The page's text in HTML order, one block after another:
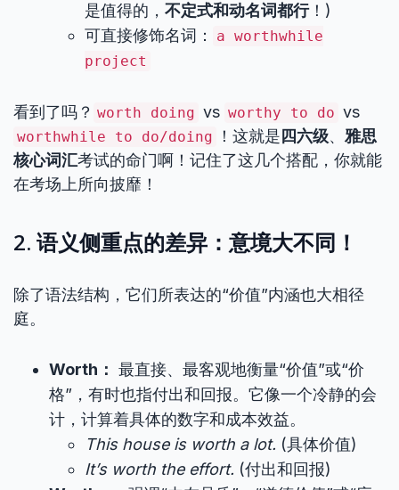
是值得的， 不定式和动名词都行！)
可直接修饰名词：
a worthwhile
project
看到了吗？ worth doing vs worthy to do vs
worthwhile to do/doing ！这就是 四六级、 雅思
核心词汇考试的命门啊！记住了这几个搭配，你就能
在考场上所向披靡！
2. 语义侧重点的差异：意境大不同！
除了语法结构，它们所表达的“价值”内涵也大相径
庭。
Worth： 最直接、最客观地衡量“价值”或“价
格”，有时也指付出和回报。它像一个冷静的会
计，计算着具体的数字和成本效益。
This house is worth a lot. (具体价值)
It’s worth the effort. (付出和回报)